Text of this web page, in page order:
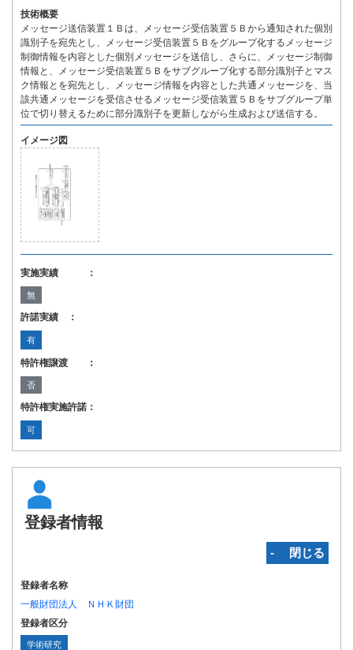
技術概要
メッセージ送信装置１Ｂは、メッセージ受信装置５Ｂから通知された個別
識別子を宛先とし、メッセージ受信装置５Ｂをグループ化するメッセージ
制御情報を内容とした個別メッセージを送信し、さらに、メッセージ制御
情報と、メッセージ受信装置５Ｂをサブグループ化する部分識別子とマス
ク情報とを宛先とし、メッセージ情報を内容とした共通メッセージを、当
該共通メッセージを受信させるメッセージ受信装置５Ｂをサブグループ単
位で切り替えるために部分識別子を更新しながら生成および送信する。
イメージ図
実施実績 ：
無
許諾実績 ：
有
特許権譲渡 ：
否
特許権実施許諾：
可
登録者情報
‐ 閉じる
登録者名称
一般財団法人 ＮＨＫ財団
登録者区分
学術研究